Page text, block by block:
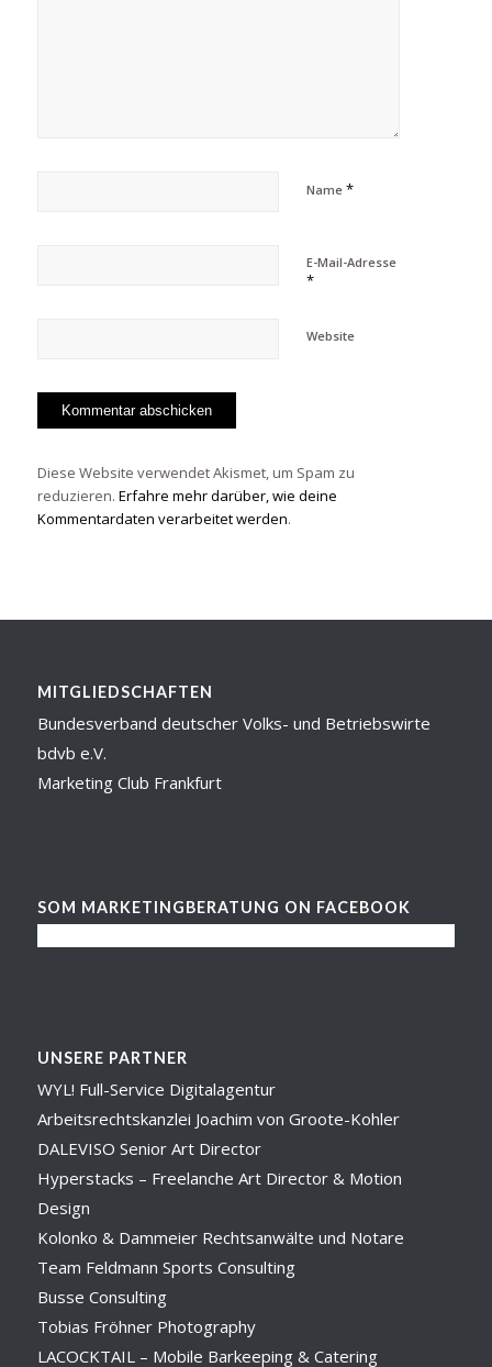
Name *
E-Mail-Adresse
*
Website
Diese Website verwendet Akismet, um Spam zu
reduzieren. Erfahre mehr darüber, wie deine
Kommentardaten verarbeitet werden.
MITGLIEDSCHAFTEN
Bundesverband deutscher Volks- und Betriebswirte
bdvb e.V.
Marketing Club Frankfurt
SOM MARKETINGBERATUNG ON FACEBOOK
UNSERE PARTNER
WYL! Full-Service Digitalagentur
Arbeitsrechtskanzlei Joachim von Groote-Kohler
DALEVISO Senior Art Director
Hyperstacks – Freelanche Art Director & Motion
Design
Kolonko & Dammeier Rechtsanwälte und Notare
Team Feldmann Sports Consulting
Busse Consulting
Tobias Fröhner Photography
LACOCKTAIL – Mobile Barkeeping & Catering